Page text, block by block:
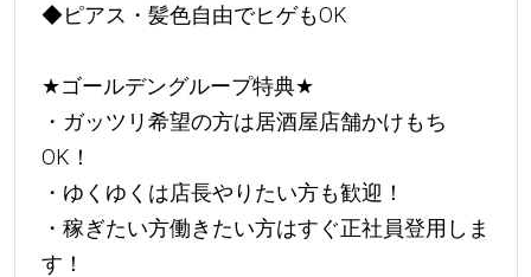
◆ピアス・髪色自由でヒゲもOK
★ゴールデングループ特典★
・ガッツリ希望の方は居酒屋店舗かけもち
OK！
・ゆくゆくは店長やりたい方も歓迎！
・稼ぎたい方働きたい方はすぐ正社員登用しま
す！